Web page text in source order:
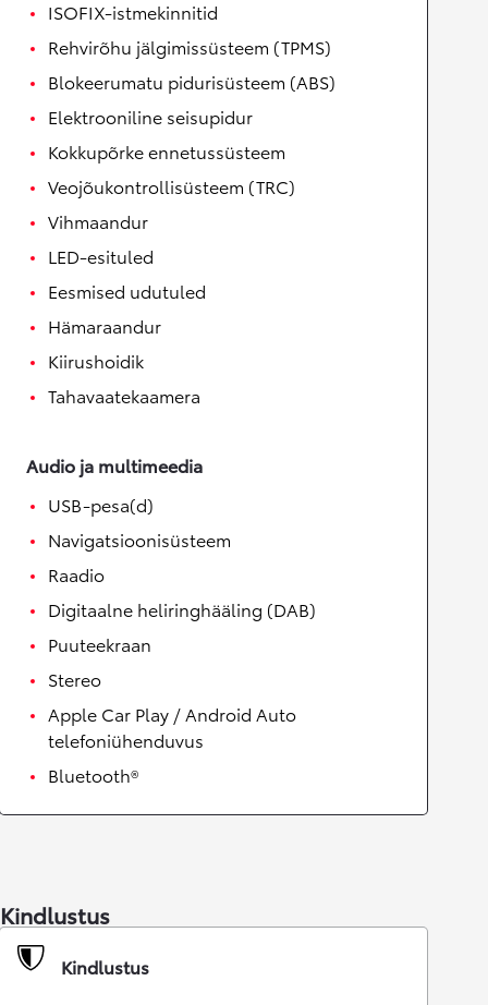
ISOFIX-istmekinnitid
Rehvirõhu jälgimissüsteem (TPMS)
Blokeerumatu pidurisüsteem (ABS)
Elektrooniline seisupidur
Kokkupõrke ennetussüsteem
Veojõukontrollisüsteem (TRC)
Vihmaandur
LED-esituled
Eesmised udutuled
Hämaraandur
Kiirushoidik
Tahavaatekaamera
Audio ja multimeedia
USB-pesa(d)
Navigatsioonisüsteem
Raadio
Digitaalne heliringhääling (DAB)
Puuteekraan
Stereo
Apple Car Play / Android Auto
telefoniühenduvus
Bluetooth®
Kindlustus
Kindlustus